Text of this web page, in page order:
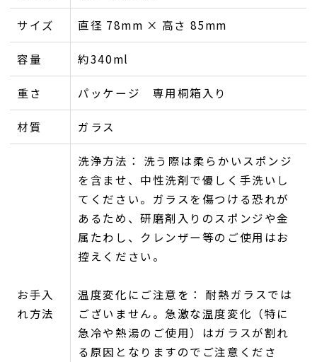
サイズ 直径 78mm × 高さ 85mm
容量 約340ml
重さ パッケージ 専用桐箱入り
材質 ガラス
お手入
れ方法
洗浄方法： 洗う際は柔らかいスポンジ
を含ませ、中性洗剤で優しく手洗いし
てください。ガラスを傷つける恐れが
あるため、研磨剤入りのスポンジや金
属たわし、クレンザー等のご使用はお
控えください。
温度変化にご注意を： 耐熱ガラスでは
ございません。急激な温度変化（特に
急冷や熱湯のご使用）はガラスが割れ
る原因となりますのでご注意くださ